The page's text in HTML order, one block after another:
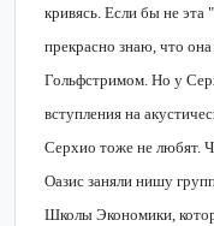
кривясь. Если бы не
прекрасно знаю, что
Гольфстримом. Но у
вступления на
Серхио тоже не любят.
Оазис заняли нишу
Школы Экономики,